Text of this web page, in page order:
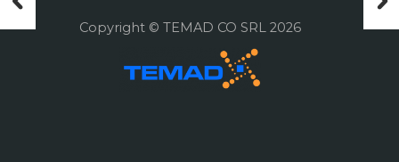
Copyright © TEMAD CO SRL 2026